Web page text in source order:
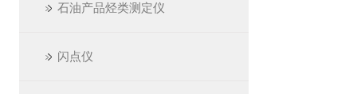
石油产品烃类测定仪
闪点仪